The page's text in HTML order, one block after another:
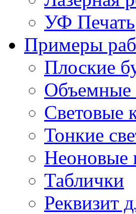
УФ Печать
Примеры
Плоские
Объемные
Световые
Тонкие
Неоновые
Таблички
Реквизит